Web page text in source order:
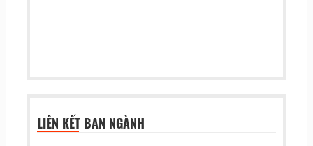
LIÊN KẾT BAN NGÀNH